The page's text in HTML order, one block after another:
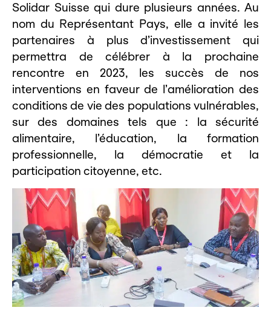
Solidar Suisse qui dure plusieurs années. Au
nom du Représentant Pays, elle a invité les
partenaires à plus d’investissement qui
permettra de célébrer à la prochaine
rencontre en 2023, les succès de nos
interventions en faveur de l’amélioration des
conditions de vie des populations vulnérables,
sur des domaines tels que : la sécurité
alimentaire, l’éducation, la formation
professionnelle, la démocratie et la
participation citoyenne, etc.